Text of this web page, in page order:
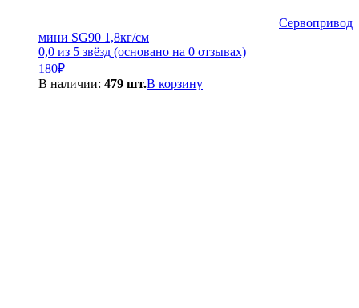
Сервопривод
мини SG90 1,8кг/см
0,0 из 5 звёзд (основано на 0 отзывах)
180₽
В наличии: 479 шт.В корзину